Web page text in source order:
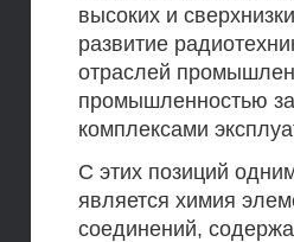
высоких и
развитие
отраслей
промышленностью
комплексами
С этих позиций
является химия
соединений,